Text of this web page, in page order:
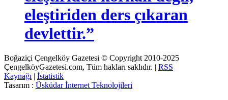
BAŞKANI HÜSEYİN
ÇAKMAK “ Güçlü devlet;
eleştiriden korkan değil,
eleştiriden ders çıkaran